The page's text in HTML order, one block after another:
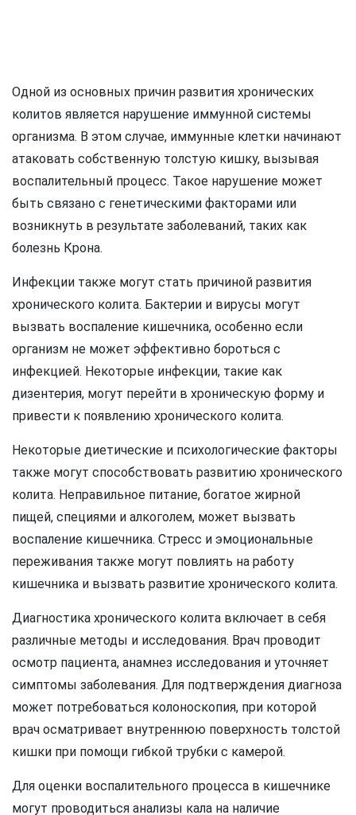
Одной из основных причин развития хронических
колитов является нарушение иммунной системы
организма. В этом случае, иммунные клетки начинают
атаковать собственную толстую кишку, вызывая
воспалительный процесс. Такое нарушение может
быть связано с генетическими факторами или
возникнуть в результате заболеваний, таких как
болезнь Крона.
Инфекции также могут стать причиной развития
хронического колита. Бактерии и вирусы могут
вызвать воспаление кишечника, особенно если
организм не может эффективно бороться с
инфекцией. Некоторые инфекции, такие как
дизентерия, могут перейти в хроническую форму и
привести к появлению хронического колита.
Некоторые диетические и психологические факторы
также могут способствовать развитию хронического
колита. Неправильное питание, богатое жирной
пищей, специями и алкоголем, может вызвать
воспаление кишечника. Стресс и эмоциональные
переживания также могут повлиять на работу
кишечника и вызвать развитие хронического колита.
Диагностика хронического колита включает в себя
различные методы и исследования. Врач проводит
осмотр пациента, анамнез исследования и уточняет
симптомы заболевания. Для подтверждения диагноза
может потребоваться колоноскопия, при которой
врач осматривает внутреннюю поверхность толстой
кишки при помощи гибкой трубки с камерой.
Для оценки воспалительного процесса в кишечнике
могут проводиться анализы кала на наличие